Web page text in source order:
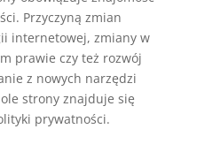
Przyczyną zmian
internetowej, zmiany w
prawie czy też rozwój
z nowych narzędzi
strony znajduje się
prywatności.